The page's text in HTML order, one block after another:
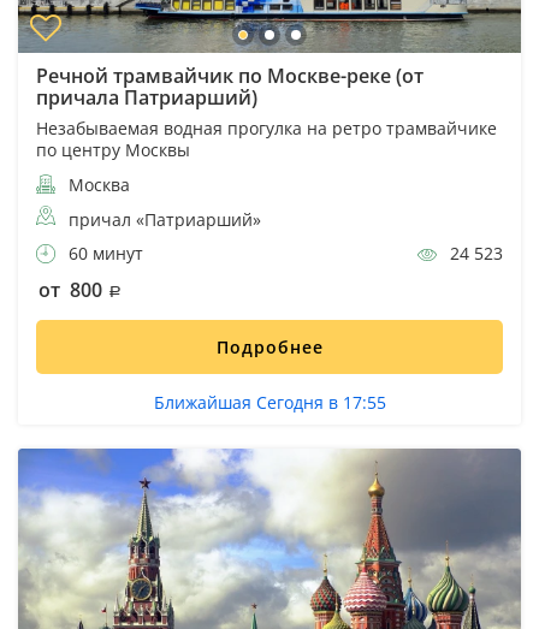
Речной трамвайчик по Москве-реке (от
причала Патриарший)
Незабываемая водная прогулка на ретро трамвайчике
по центру Москвы
Москва
причал «Патриарший»
60 минут
24 523
от 800
Подробнее
Ближайшая Сегодня в 17:55